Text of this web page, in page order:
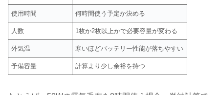
使用時間 何時間使う予定か決める
人数 1枚か2枚以上かで必要容量が変わる
外気温 寒いほどバッテリー性能が落ちやすい
予備容量 計算より少し余裕を持つ